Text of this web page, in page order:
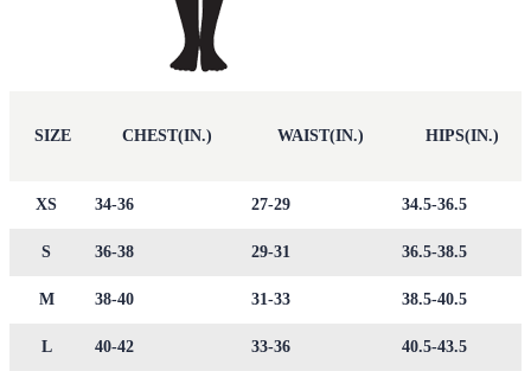
SIZE CHEST(IN.) WAIST(IN.) HIPS(IN.)
XS 34-36 27-29 34.5-36.5
S 36-38 29-31 36.5-38.5
M 38-40 31-33 38.5-40.5
L 40-42 33-36 40.5-43.5